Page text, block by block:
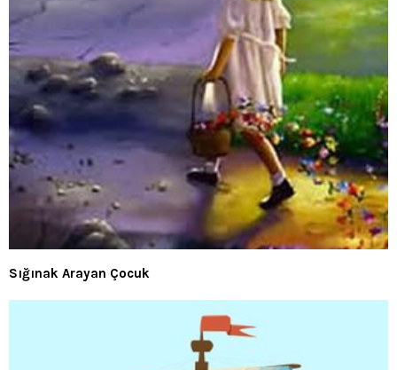
Sığınak Arayan Çocuk